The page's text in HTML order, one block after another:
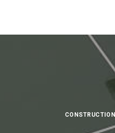
CONSTRUCTION